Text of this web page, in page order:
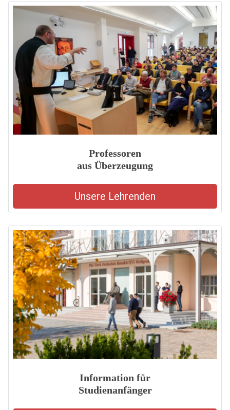
Professoren
aus Überzeugung
Unsere Lehrenden
Information für
Studienanfänger